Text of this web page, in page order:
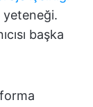
başka